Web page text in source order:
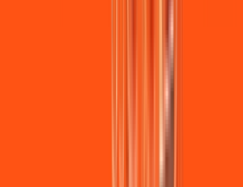
velocidade e sem lag